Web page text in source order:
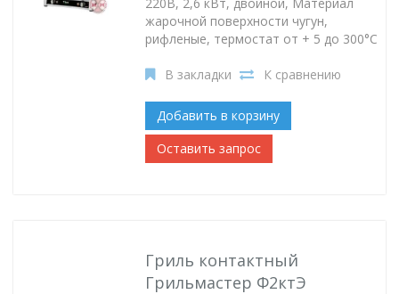
жарочной поверхности чугун,
рифленые, термостат от + 5 до 300°C
В закладки К сравнению
Добавить в корзину
Оставить запрос
Гриль контактный
Грильмастер Ф2ктЭ